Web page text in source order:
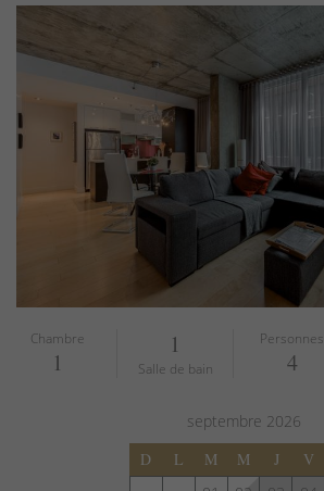
Chambre
1
1
Salle de bain
Personnes
4
septembre 2026
D
L M M J V